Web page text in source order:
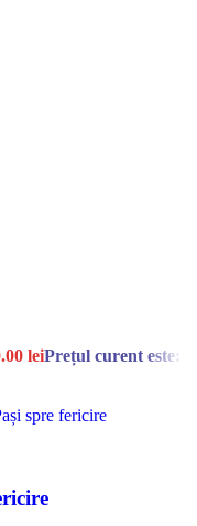
leiPrețul curent este: